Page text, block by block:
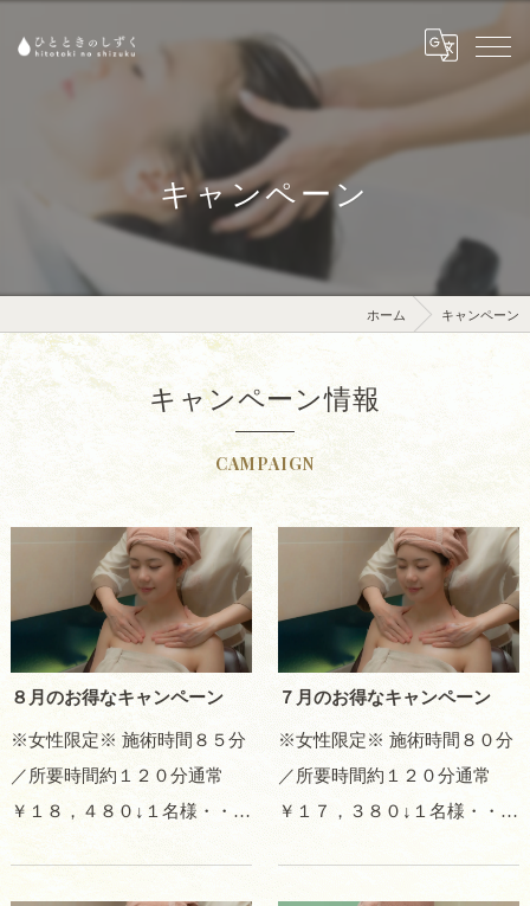
キャンペーン
ホーム キャンペーン
キャンペーン情報
CAMPAIGN
８月のお得なキャンペーン
※女性限定※ 施術時間８５分
／所要時間約１２０分通常
￥１８，４８０↓１名様・・・
７月のお得なキャンペーン
※女性限定※ 施術時間８０分
／所要時間約１２０分通常
￥１７，３８０↓１名様・・・